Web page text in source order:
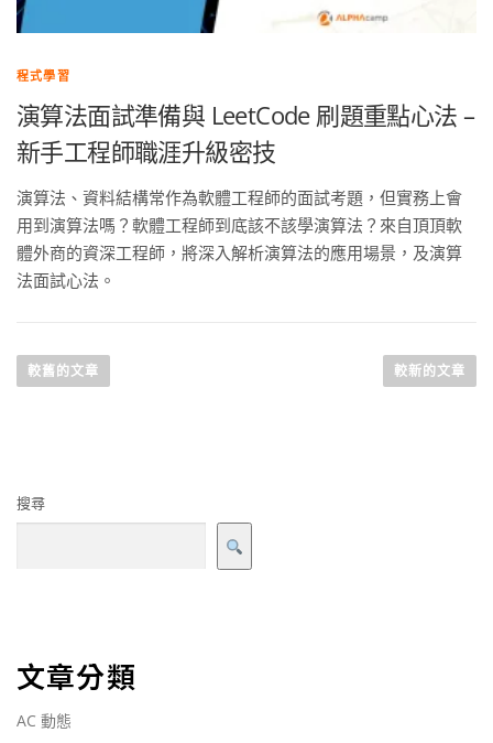
程式學習
演算法面試準備與 LeetCode 刷題重點心法 –
新手工程師職涯升級密技
演算法、資料結構常作為軟體工程師的面試考題，但實務上會
用到演算法嗎？軟體工程師到底該不該學演算法？來自頂頂軟
體外商的資深工程師，將深入解析演算法的應用場景，及演算
法面試心法。
較舊的文章 較新的文章
搜尋
文章分類
AC 動態